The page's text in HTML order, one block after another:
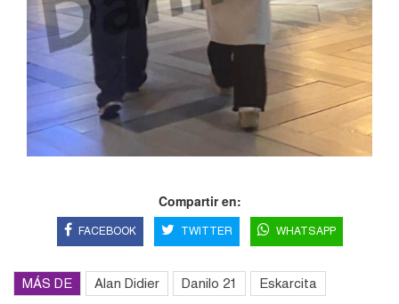
Compartir en:
FACEBOOK TWITTER WHATSAPP
MÁS DE Alan Didier Danilo 21 Eskarcita